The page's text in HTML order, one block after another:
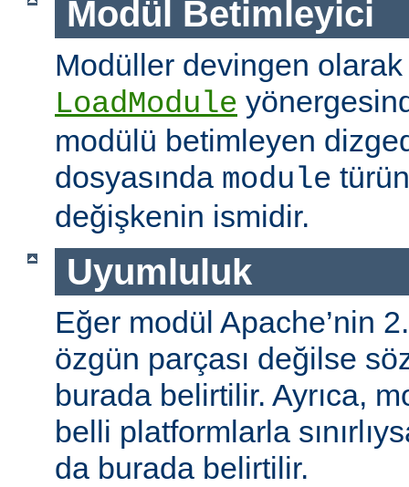
Modül Betimleyici
Modüller devingen
LoadModule
modülü betimleyen
dosyasında module
değişkenin ismidir.
Uyumluluk
Eğer modül Apache’nin 2.
özgün parçası değilse
burada belirtilir. Ayrıca,
belli platformlarla
da burada belirtilir.